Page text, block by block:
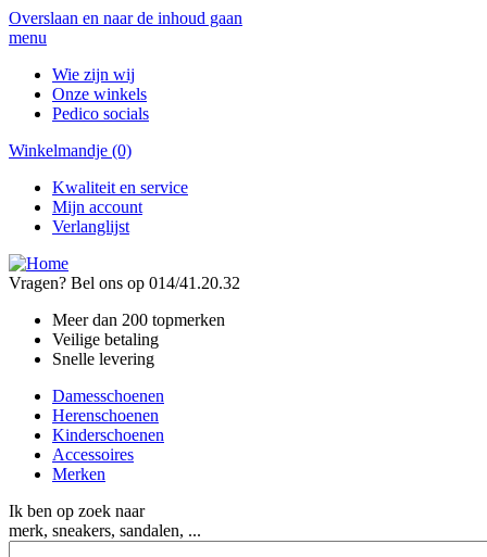
Overslaan en naar de inhoud gaan
menu
Wie zijn wij
Onze winkels
Pedico socials
Winkelmandje (0)
Kwaliteit en service
Mijn account
Verlanglijst
Vragen? Bel ons op 014/41.20.32
Meer dan 200 topmerken
Veilige betaling
Snelle levering
Damesschoenen
Herenschoenen
Kinderschoenen
Accessoires
Merken
Ik ben op zoek naar
merk, sneakers, sandalen, ...